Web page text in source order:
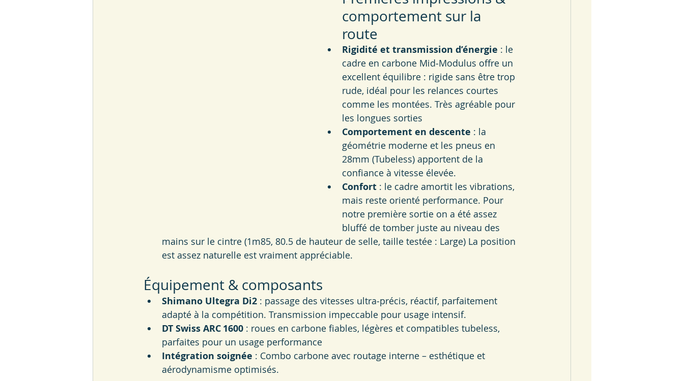
comportement sur la
route
Rigidité et transmission d’énergie : le
cadre en carbone Mid‑Modulus offre un
excellent équilibre : rigide sans être trop
rude, idéal pour les relances courtes
comme les montées. Très agréable pour
les longues sorties
Comportement en descente : la
géométrie moderne et les pneus en
28mm (Tubeless) apportent de la
confiance à vitesse élevée.
Confort : le cadre amortit les vibrations,
mais reste orienté performance. Pour
notre première sortie on a été assez
bluffé de tomber juste au niveau des
mains sur le cintre (1m85, 80.5 de hauteur de selle, taille testée : Large) La position
est assez naturelle est vraiment appréciable.
Équipement & composants
Shimano Ultegra Di2 : passage des vitesses ultra‑précis, réactif, parfaitement
adapté à la compétition. Transmission impeccable pour usage intensif.
DT Swiss ARC 1600 : roues en carbone fiables, légères et compatibles tubeless,
parfaites pour un usage performance
Intégration soignée : Combo carbone avec routage interne – esthétique et
aérodynamisme optimisés.